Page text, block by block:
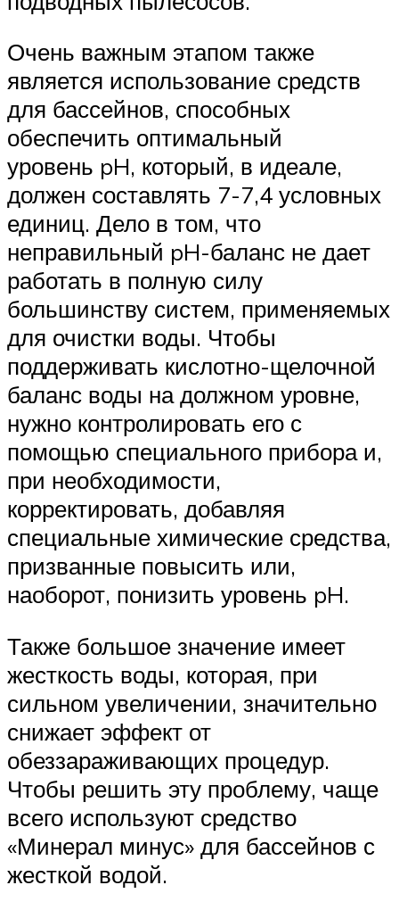
Очень важным этапом также
является использование средств
для бассейнов, способных
обеспечить оптимальный
уровень pH, который, в идеале,
должен составлять 7-7,4 условных
единиц. Дело в том, что
неправильный pH-баланс не дает
работать в полную силу
большинству систем, применяемых
для очистки воды. Чтобы
поддерживать кислотно-щелочной
баланс воды на должном уровне,
нужно контролировать его с
помощью специального прибора и,
при необходимости,
корректировать, добавляя
специальные химические средства,
призванные повысить или,
наоборот, понизить уровень pH.
Также большое значение имеет
жесткость воды, которая, при
сильном увеличении, значительно
снижает эффект от
обеззараживающих процедур.
Чтобы решить эту проблему, чаще
всего используют средство
«Минерал минус» для бассейнов с
жесткой водой.